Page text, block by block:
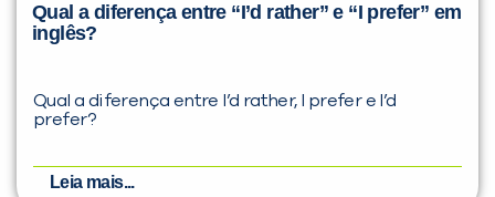
Qual a diferença entre “I’d rather” e “I prefer” em
inglês?
Qual a diferença entre I’d rather, I prefer e I’d
prefer?
Leia mais...